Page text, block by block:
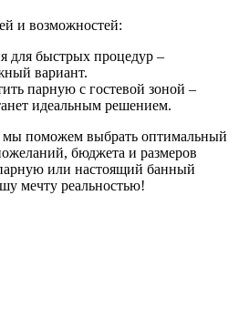
и возможностей:
для быстрых процедур –
вариант.
парную с гостевой зоной –
идеальным решением.
мы поможем выбрать оптимальный
бюджета и размеров
или настоящий банный
мечту реальностью!